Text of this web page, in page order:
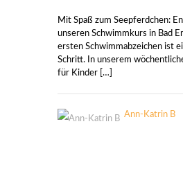
Mit Spaß zum Seepferdchen:
unseren Schwimmkurs in Bad
ersten Schwimmabzeichen ist
Schritt. In unserem
für Kinder […]
Ann-Katrin B